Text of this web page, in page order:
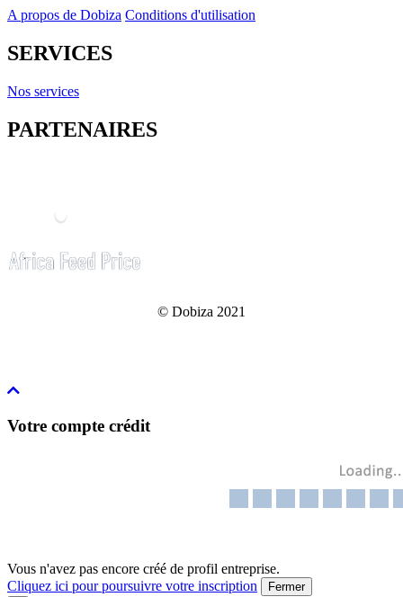
A propos de Dobiza Conditions d'utilisation
SERVICES
Nos services
PARTENAIRES
© Dobiza 2021
Votre compte crédit
Vous n'avez pas encore créé de profil entreprise.
Cliquez ici pour poursuivre votre inscription
Fermer